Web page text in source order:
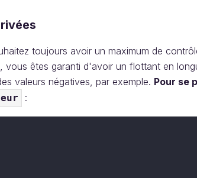
toujours avoir un maximum de
vous êtes garanti d'avoir un flottant en
valeurs négatives, par exemple. Pour se
: